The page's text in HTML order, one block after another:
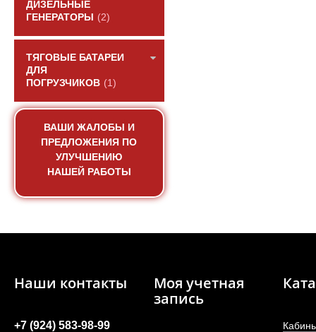
ДИЗЕЛЬНЫЕ
ГЕНЕРАТОРЫ
(2)
ТЯГОВЫЕ БАТАРЕИ
ДЛЯ
ПОГРУЗЧИКОВ (1)
ВАШИ ЖАЛОБЫ И
ПРЕДЛОЖЕНИЯ ПО
УЛУЧШЕНИЮ
НАШЕЙ РАБОТЫ
Наши контакты
+7 (924) 583-98-99
Моя учетная
запись